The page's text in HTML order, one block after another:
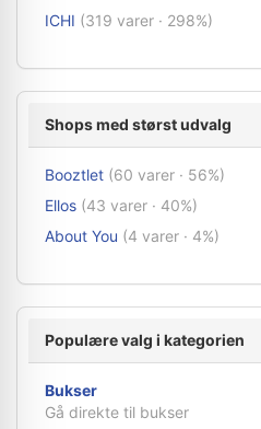
ICHI (319 varer · 298%)
Shops med størst udvalg
Booztlet (60 varer · 56%)
Ellos (43 varer · 40%)
About You (4 varer · 4%)
Populære valg i kategorien
Bukser
Gå direkte til bukser